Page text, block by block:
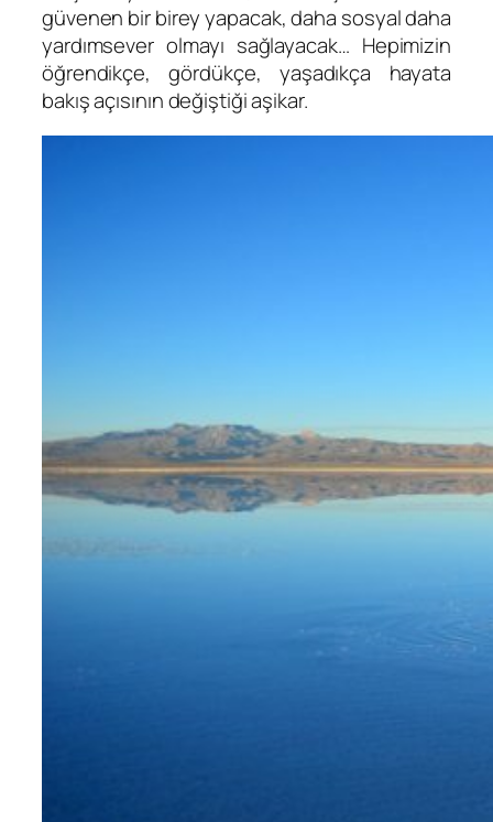
güvenen bir birey yapacak, daha sosyal daha
yardımsever olmayı sağlayacak… Hepimizin
öğrendikçe, gördükçe, yaşadıkça hayata
bakış açısının değiştiği aşikar.